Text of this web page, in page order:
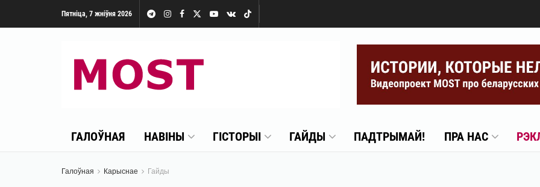
Пятніца, 7 жніўня 2026
ГАЛОЎНАЯ НАВІНЫ ГІСТОРЫІ ГАЙДЫ ПАДТРЫМАЙ! ПРА НАС
Галоўная Карыснае Гайды